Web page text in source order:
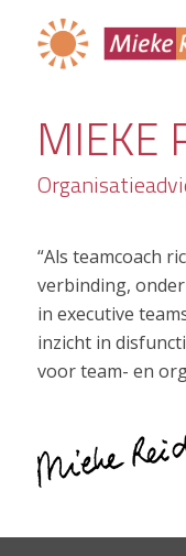
MIEKE
“Als teamcoach
verbinding,
in executive
inzicht in
voor team- en